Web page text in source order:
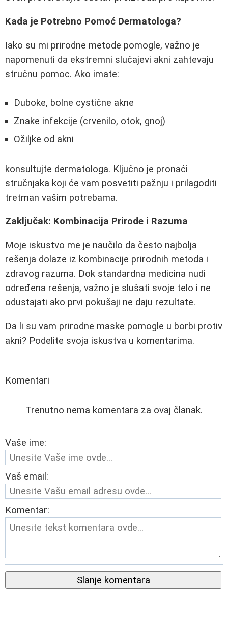
Kada je Potrebno Pomoć Dermatologa?
Iako su mi prirodne metode pomogle, važno je
napomenuti da ekstremni slučajevi akni zahtevaju
stručnu pomoc. Ako imate:
Duboke, bolne cystične akne
Znake infekcije (crvenilo, otok, gnoj)
Ožiljke od akni
konsultujte dermatologa. Ključno je pronaći
stručnjaka koji će vam posvetiti pažnju i prilagoditi
tretman vašim potrebama.
Zaključak: Kombinacija Prirode i Razuma
Moje iskustvo me je naučilo da često najbolja
rešenja dolaze iz kombinacije prirodnih metoda i
zdravog razuma. Dok standardna medicina nudi
određena rešenja, važno je slušati svoje telo i ne
odustajati ako prvi pokušaji ne daju rezultate.
Da li su vam prirodne maske pomogle u borbi protiv
akni? Podelite svoja iskustva u komentarima.
Komentari
Trenutno nema komentara za ovaj članak.
Vaše ime:
Vaš email:
Komentar:
Slanje komentara